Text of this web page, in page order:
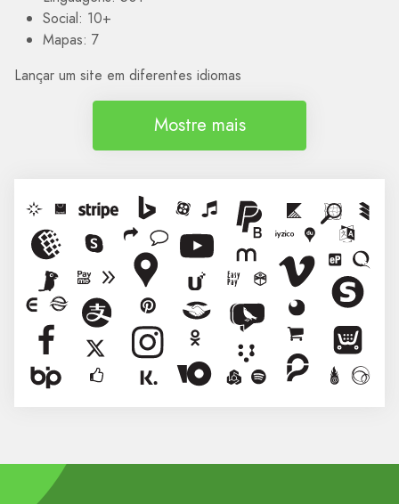
Social: 10+
Mapas: 7
Lançar um site em diferentes idiomas
Mostre mais